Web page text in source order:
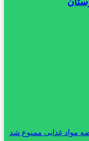
مواد غذایی ممنوع شد